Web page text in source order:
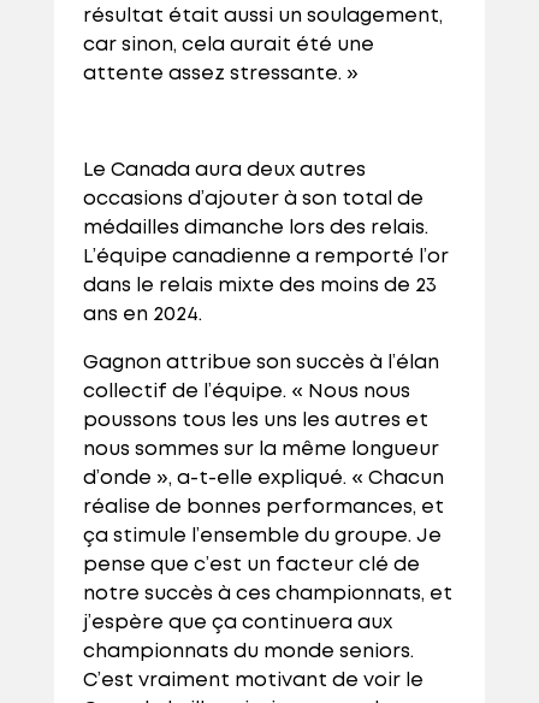
résultat était aussi un soulagement,
car sinon, cela aurait été une
attente assez stressante. »
Le Canada aura deux autres
occasions d’ajouter à son total de
médailles dimanche lors des relais.
L’équipe canadienne a remporté l’or
dans le relais mixte des moins de 23
ans en 2024.
Gagnon attribue son succès à l’élan
collectif de l’équipe. « Nous nous
poussons tous les uns les autres et
nous sommes sur la même longueur
d’onde », a-t-elle expliqué. « Chacun
réalise de bonnes performances, et
ça stimule l’ensemble du groupe. Je
pense que c’est un facteur clé de
notre succès à ces championnats, et
j’espère que ça continuera aux
championnats du monde seniors.
C’est vraiment motivant de voir le